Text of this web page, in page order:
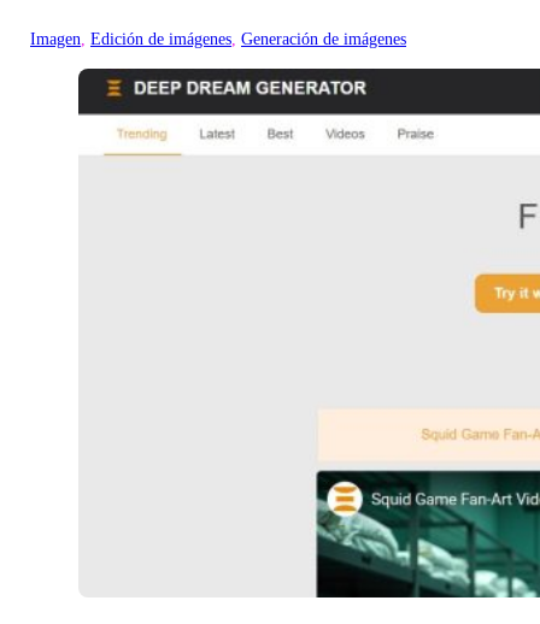
Imagen, Edición de imágenes, Generación de imágenes